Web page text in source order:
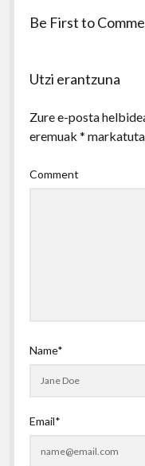
Be First to
Utzi erantzuna
Zure e-posta
eremuak *
Comment
Name*
Email*